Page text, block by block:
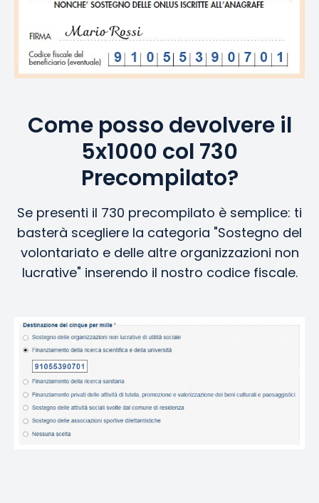
Come posso devolvere il
5x1000 col 730
Precompilato?
Se presenti il 730 precompilato è semplice: ti
basterà scegliere la categoria "Sostegno del
volontariato e delle altre organizzazioni non
lucrative" inserendo il nostro codice fiscale.